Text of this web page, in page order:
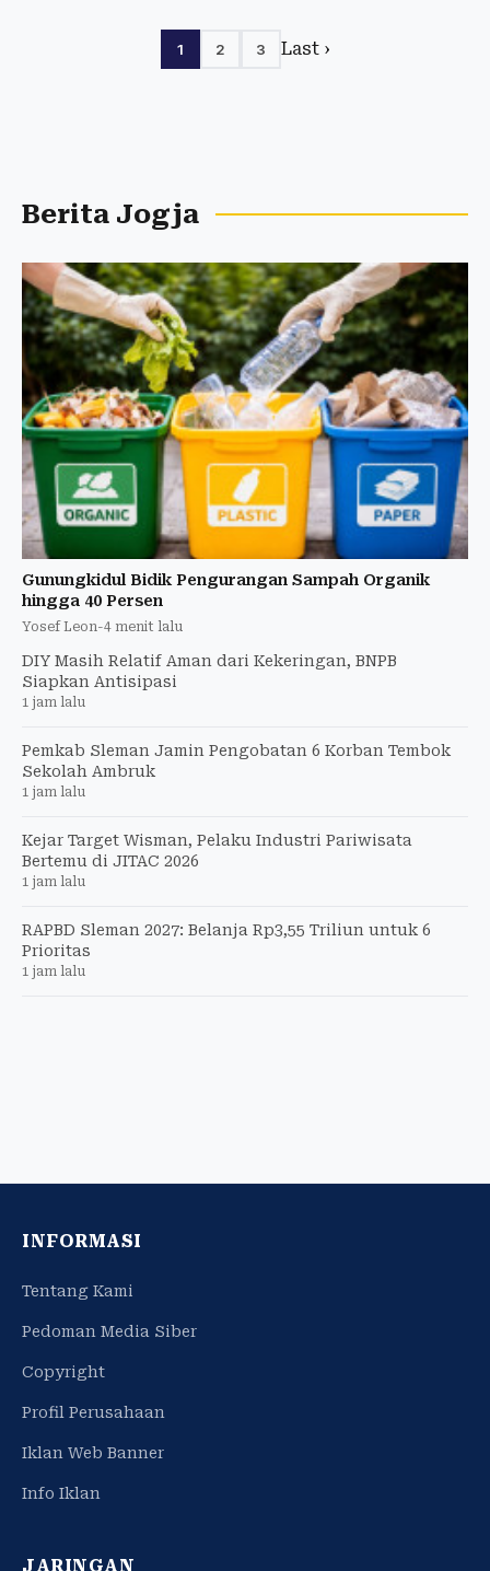
1 2 3 Last ›
Berita Jogja
Gunungkidul Bidik Pengurangan Sampah Organik
hingga 40 Persen
Yosef Leon-4 menit lalu
DIY Masih Relatif Aman dari Kekeringan, BNPB
Siapkan Antisipasi
1 jam lalu
Pemkab Sleman Jamin Pengobatan 6 Korban Tembok
Sekolah Ambruk
1 jam lalu
Kejar Target Wisman, Pelaku Industri Pariwisata
Bertemu di JITAC 2026
1 jam lalu
RAPBD Sleman 2027: Belanja Rp3,55 Triliun untuk 6
Prioritas
1 jam lalu
INFORMASI
Tentang Kami
Pedoman Media Siber
Copyright
Profil Perusahaan
Iklan Web Banner
Info Iklan
JARINGAN